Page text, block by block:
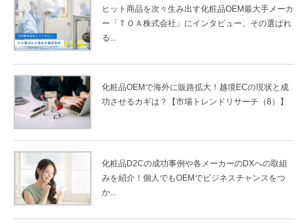
ヒット商品を次々生み出す化粧品OEM最大手メーカ
ー「ＴＯＡ株式会社」にインタビュー、その選ばれ
る...
化粧品OEMで海外に販路拡大！越境ECの現状と成
功させるカギは？【市場トレンドリサーチ（8）】
化粧品D2Cの成功事例や各メーカーのDXへの取組
みを紹介！個人でもOEMでビジネスチャンスをつ
か...